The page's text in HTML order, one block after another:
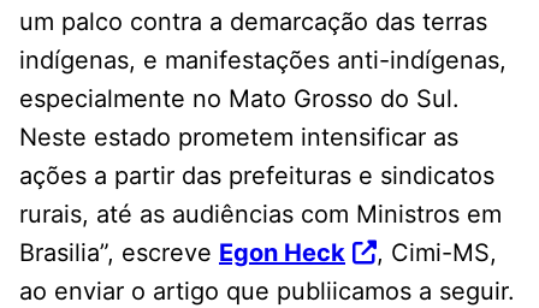
um palco contra a demarcação das terras
indígenas, e manifestações anti-indígenas,
especialmente no Mato Grosso do Sul.
Neste estado prometem intensificar as
ações a partir das prefeituras e sindicatos
rurais, até as audiências com Ministros em
Brasilia”, escreve Egon Heck
, Cimi-MS,
ao enviar o artigo que publiicamos a seguir.